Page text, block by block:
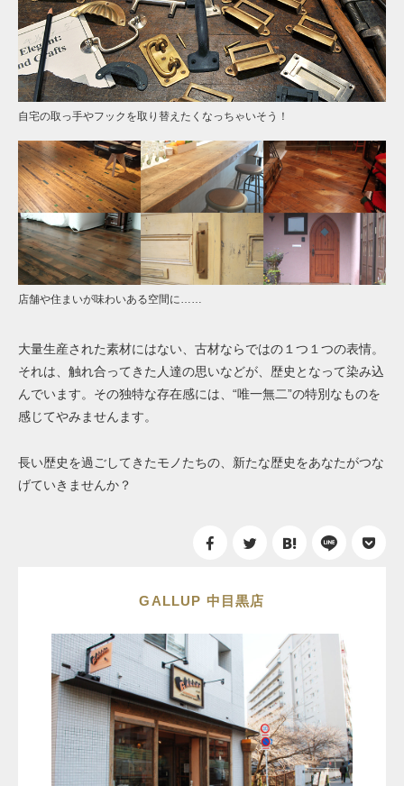
自宅の取っ手やフックを取り替えたくなっちゃいそう！
店舗や住まいが味わいある空間に……
大量生産された素材にはない、古材ならではの１つ１つの表情。
それは、触れ合ってきた人達の思いなどが、歴史となって染み込
んでいます。その独特な存在感には、“唯一無二”の特別なものを
感じてやみませんます。
長い歴史を過ごしてきたモノたちの、新たな歴史をあなたがつな
げていきませんか？
GALLUP 中目黒店